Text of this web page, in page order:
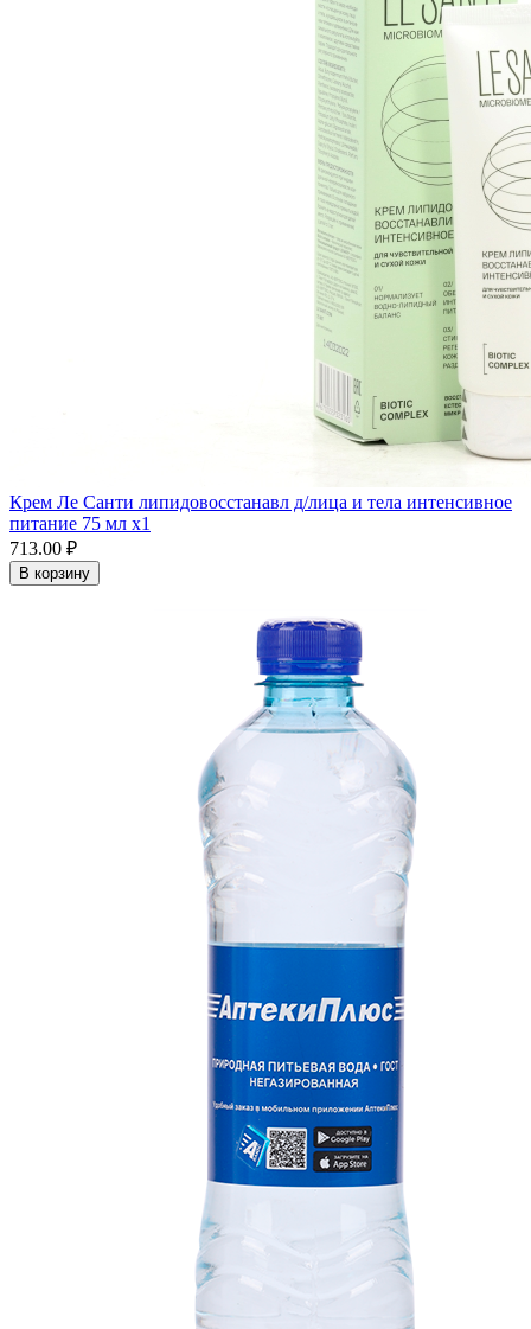
Крем Ле Санти липидовосстанавл д/лица и тела интенсивное
питание 75 мл x1
713.00 ₽
В корзину